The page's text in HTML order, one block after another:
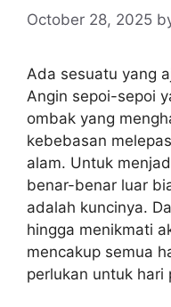
October 28, 2025
Ada sesuatu yang
Angin sepoi-sepoi
ombak yang
kebebasan
alam. Untuk
benar-benar luar
adalah kuncinya.
hingga menikmati
mencakup semua
perlukan untuk hari